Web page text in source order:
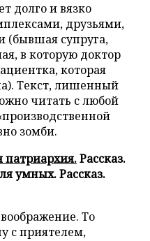
долго и вязко
друзьями,
супруга,
в которую доктор
которая
Текст, лишенный
читать с любой
зомби.
патриархия.Рассказ.
умных. Рассказ.
То
с приятелем,